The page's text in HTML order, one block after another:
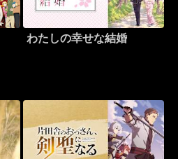
わたしの幸せな結婚